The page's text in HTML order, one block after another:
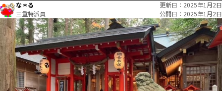
な＊る
三重特派員
更新日
2025年1月2日
公開日
2025年1月2日